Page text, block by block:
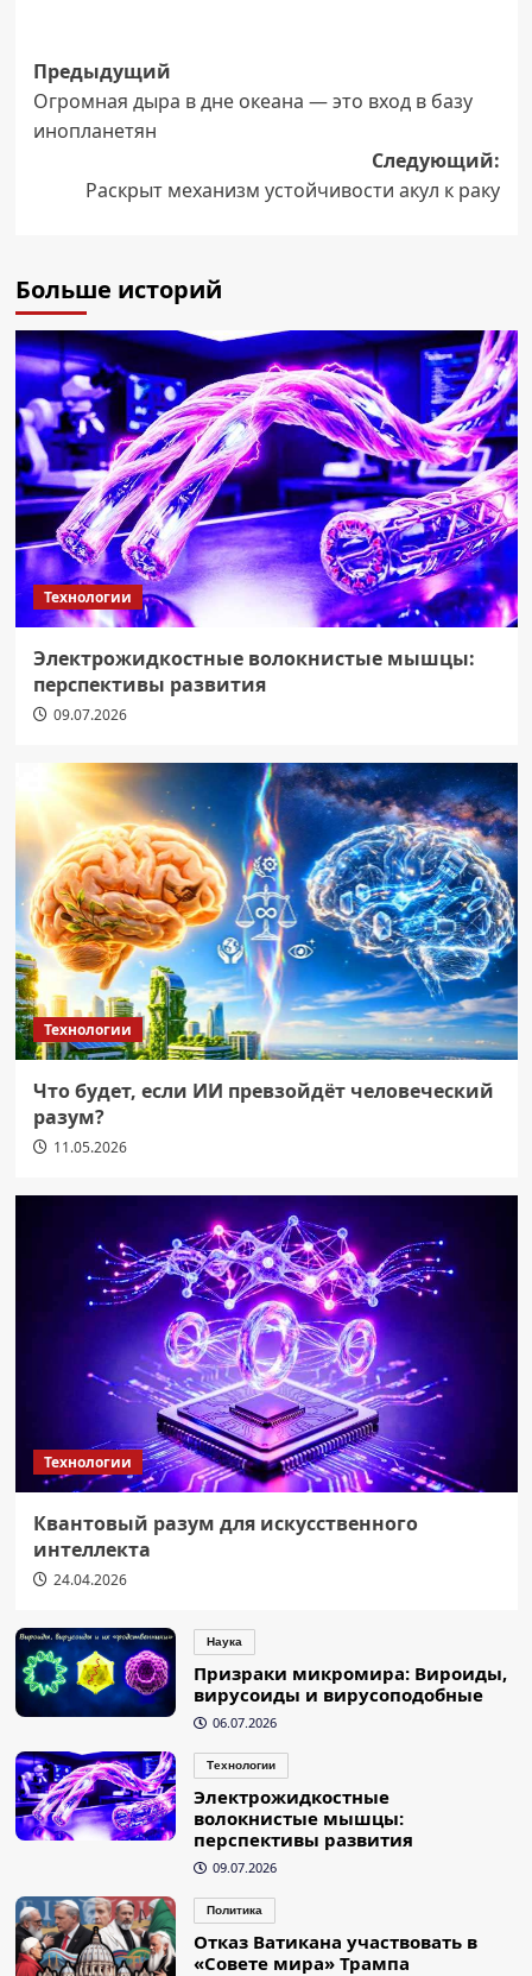
Навигация
записи
Предыдущий
Огромная дыра в дне океана — это вход в базу
инопланетян
Следующий:
Раскрыт механизм устойчивости акул к раку
Больше историй
Технологии
Электрожидкостные волокнистые мышцы:
перспективы развития
09.07.2026
Технологии
Что будет, если ИИ превзойдёт человеческий
разум?
11.05.2026
Технологии
Квантовый разум для искусственного
интеллекта
24.04.2026
Наука
Призраки микромира: Вироиды,
вирусоиды и вирусоподобные
06.07.2026
Технологии
Электрожидкостные
волокнистые мышцы:
перспективы развития
09.07.2026
Политика
Отказ Ватикана участвовать в
«Совете мира» Трампа